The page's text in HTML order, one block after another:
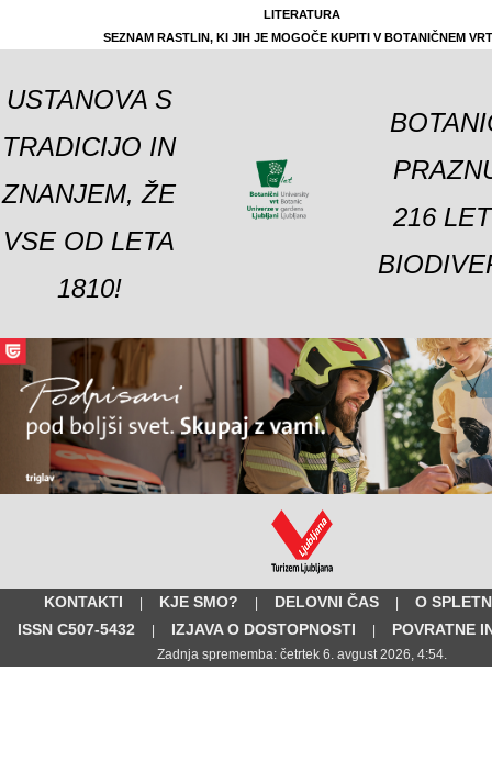
LITERATURA
SEZNAM RASTLIN, KI JIH JE MOGOČE KUPITI V BOTANIČNEM
USTANOVA S
TRADICIJO IN
ZNANJEM, ŽE
VSE OD LETA
1810!
216
KONTAKTI | KJE SMO? | DELOVNI ČAS |
O
ISSN C507-5432
| IZJAVA O DOSTOPNOSTI | POVRATNE
Zadnja sprememba: četrtek 6. avgust 2026, 4:54.